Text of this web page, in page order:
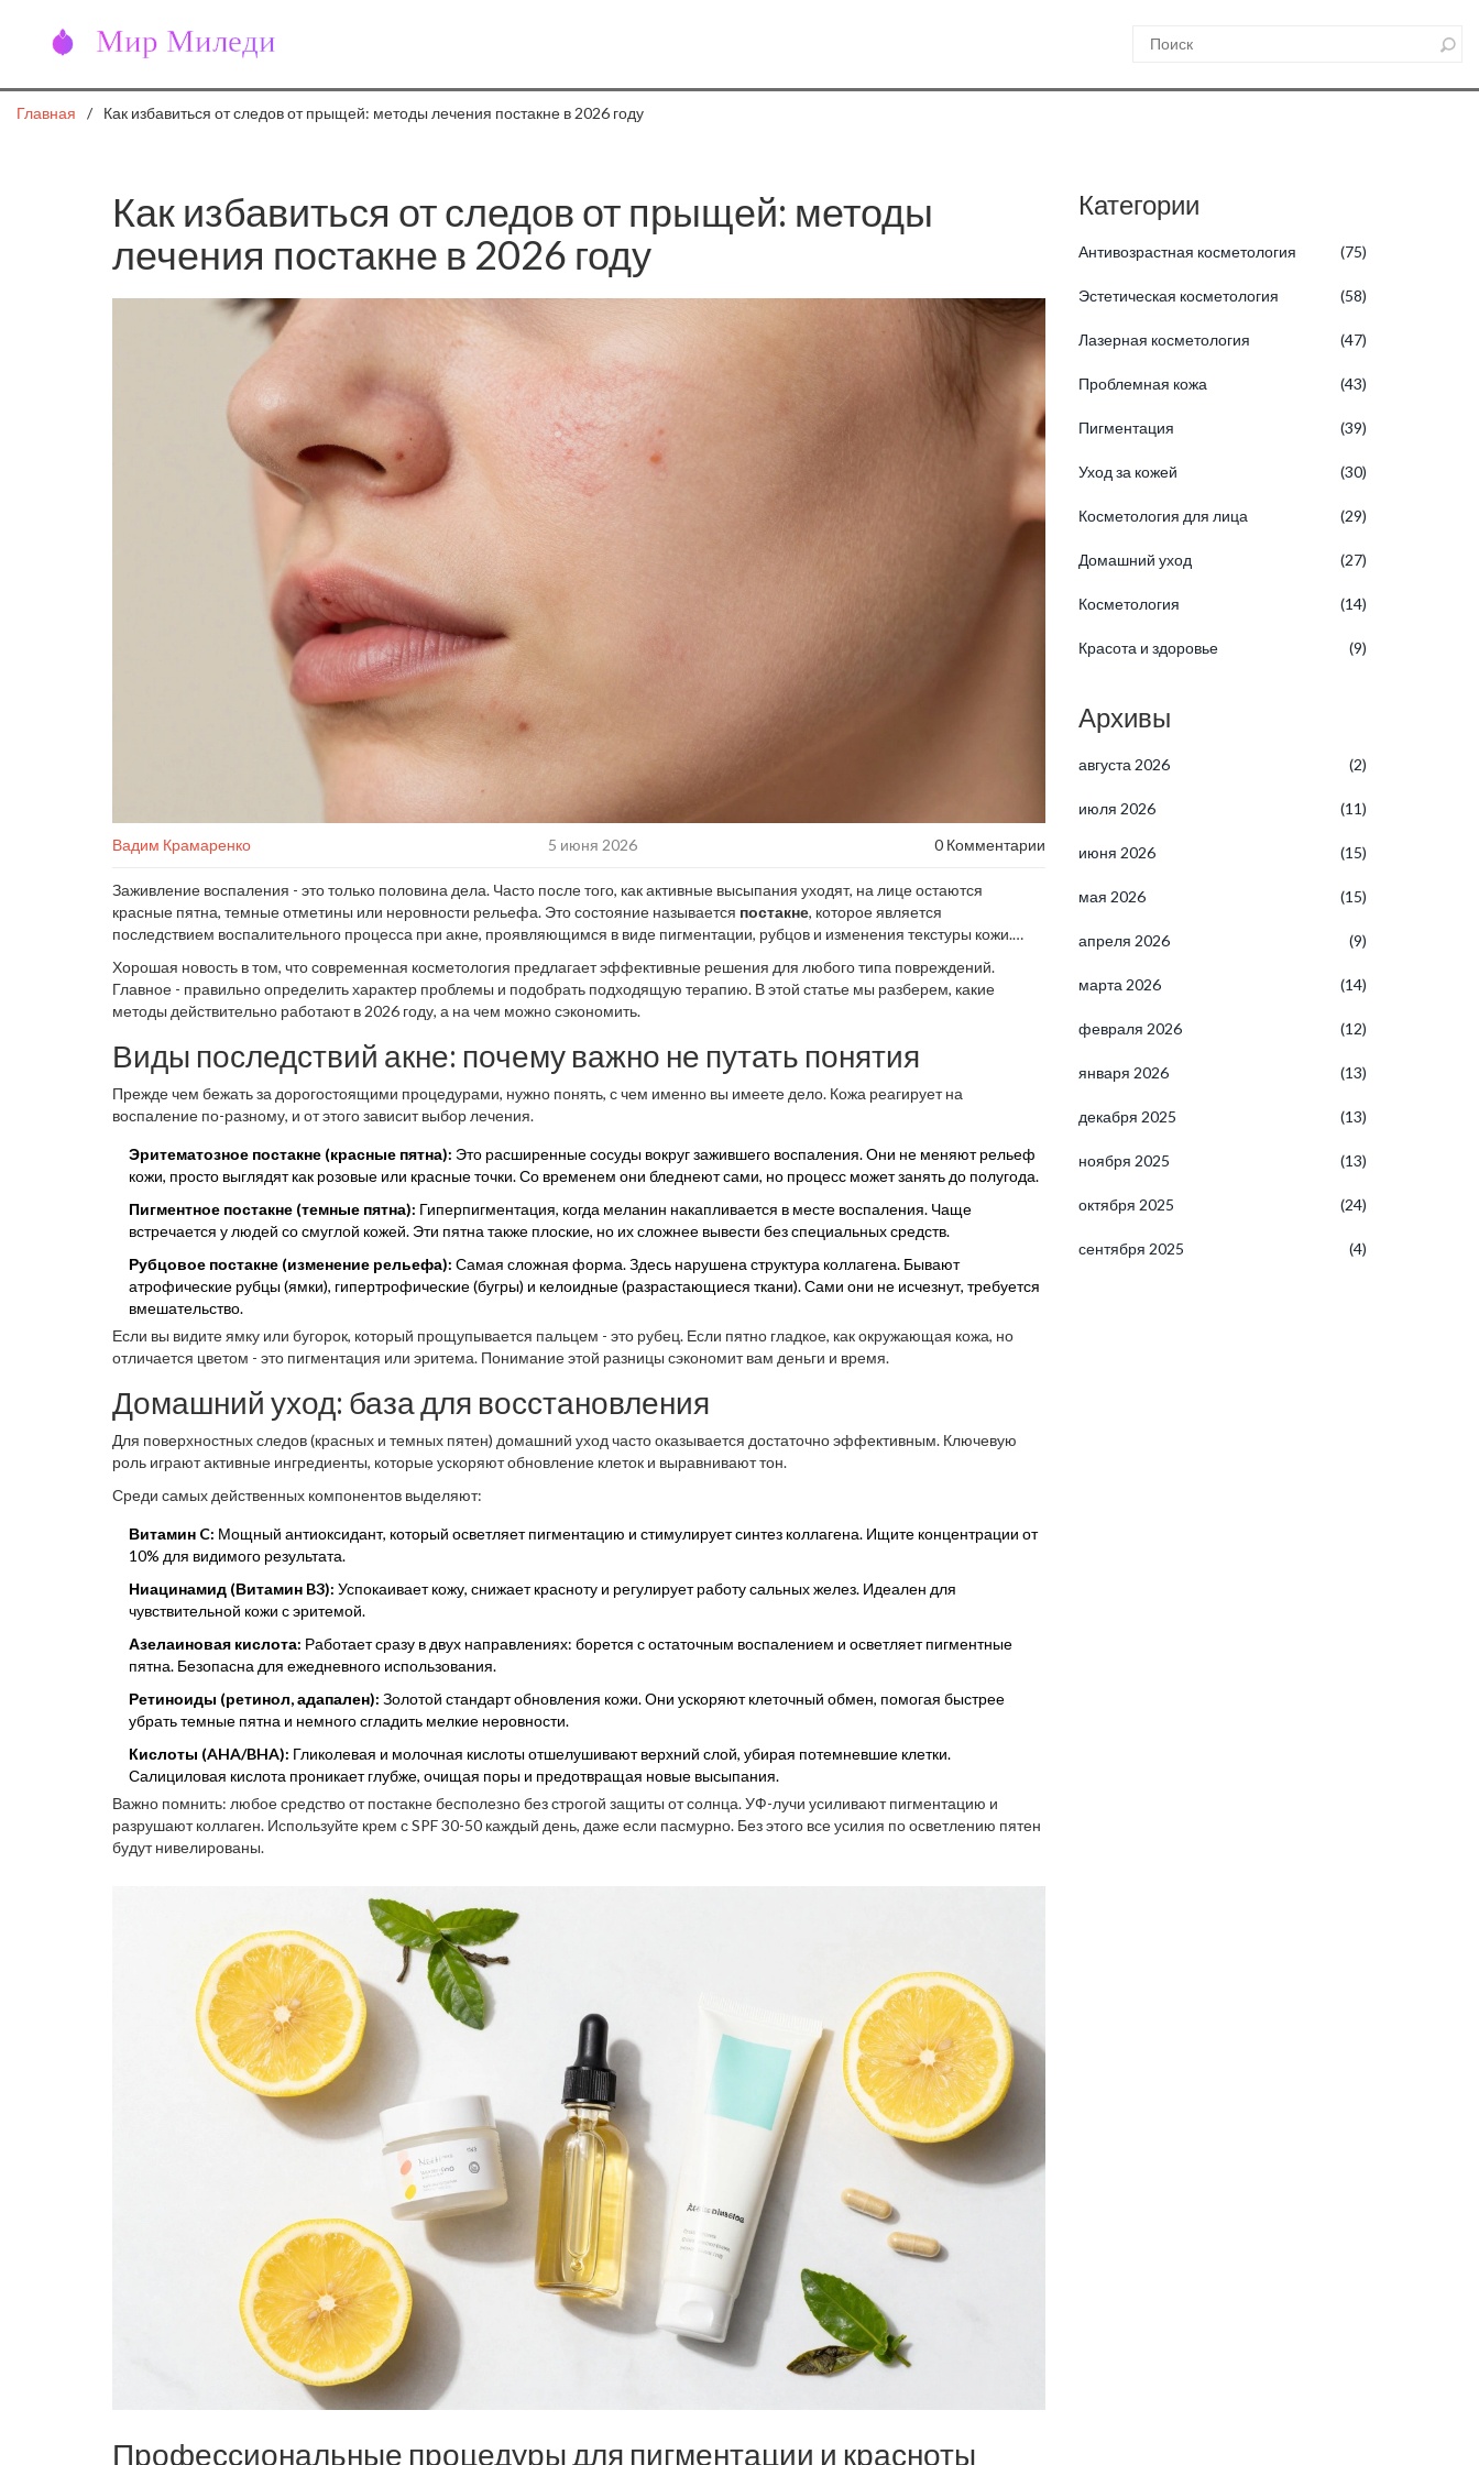
Главная Как избавиться от следов от прыщей: методы лечения постакне в 2026 году
Как избавиться от следов от прыщей: методы
лечения постакне в 2026 году
Вадим Крамаренко 5 июня 2026 0 Комментарии
Заживление воспаления - это только половина дела. Часто после того, как активные высыпания уходят, на лице остаются
красные пятна, темные отметины или неровности рельефа. Это состояние называется постакне, которое является
последствием воспалительного процесса при акне, проявляющимся в виде пигментации, рубцов и изменения текстуры кожи.
годами.
Хорошая новость в том, что современная косметология предлагает эффективные решения для любого типа повреждений.
Главное - правильно определить характер проблемы и подобрать подходящую терапию. В этой статье мы разберем, какие
методы действительно работают в 2026 году, а на чем можно сэкономить.
Виды последствий акне: почему важно не путать понятия
Прежде чем бежать за дорогостоящими процедурами, нужно понять, с чем именно вы имеете дело. Кожа реагирует на
воспаление по-разному, и от этого зависит выбор лечения.
Эритематозное постакне (красные пятна): Это расширенные сосуды вокруг зажившего воспаления. Они не меняют рельеф
кожи, просто выглядят как розовые или красные точки. Со временем они бледнеют сами, но процесс может занять до полугода.
Пигментное постакне (темные пятна): Гиперпигментация, когда меланин накапливается в месте воспаления. Чаще
встречается у людей со смуглой кожей. Эти пятна также плоские, но их сложнее вывести без специальных средств.
Рубцовое постакне (изменение рельефа): Самая сложная форма. Здесь нарушена структура коллагена. Бывают
атрофические рубцы (ямки), гипертрофические (бугры) и келоидные (разрастающиеся ткани). Сами они не исчезнут, требуется
вмешательство.
Если вы видите ямку или бугорок, который прощупывается пальцем - это рубец. Если пятно гладкое, как окружающая кожа, но
отличается цветом - это пигментация или эритема. Понимание этой разницы сэкономит вам деньги и время.
Домашний уход: база для восстановления
Для поверхностных следов (красных и темных пятен) домашний уход часто оказывается достаточно эффективным. Ключевую
роль играют активные ингредиенты, которые ускоряют обновление клеток и выравнивают тон.
Среди самых действенных компонентов выделяют:
Витамин C: Мощный антиоксидант, который осветляет пигментацию и стимулирует синтез коллагена. Ищите концентрации от
10% для видимого результата.
Ниацинамид (Витамин B3): Успокаивает кожу, снижает красноту и регулирует работу сальных желез. Идеален для
чувствительной кожи с эритемой.
Азелаиновая кислота: Работает сразу в двух направлениях: борется с остаточным воспалением и осветляет пигментные
пятна. Безопасна для ежедневного использования.
Ретиноиды (ретинол, адапален): Золотой стандарт обновления кожи. Они ускоряют клеточный обмен, помогая быстрее
убрать темные пятна и немного сгладить мелкие неровности.
Кислоты (AHA/BHA): Гликолевая и молочная кислоты отшелушивают верхний слой, убирая потемневшие клетки.
Салициловая кислота проникает глубже, очищая поры и предотвращая новые высыпания.
Важно помнить: любое средство от постакне бесполезно без строгой защиты от солнца. УФ-лучи усиливают пигментацию и
разрушают коллаген. Используйте крем с SPF 30-50 каждый день, даже если пасмурно. Без этого все усилия по осветлению пятен
будут нивелированы.
Профессиональные процедуры для пигментации и красноты
Категории
Антивозрастная косметология (75)
Эстетическая косметология (58)
Лазерная косметология (47)
Проблемная кожа (43)
Пигментация (39)
Уход за кожей (30)
Косметология для лица (29)
Домашний уход (27)
Косметология (14)
Красота и здоровье (9)
Архивы
августа 2026 (2)
июля 2026 (11)
июня 2026 (15)
мая 2026 (15)
апреля 2026 (9)
марта 2026 (14)
февраля 2026 (12)
января 2026 (13)
декабря 2025 (13)
ноября 2025 (13)
октября 2025 (24)
сентября 2025 (4)